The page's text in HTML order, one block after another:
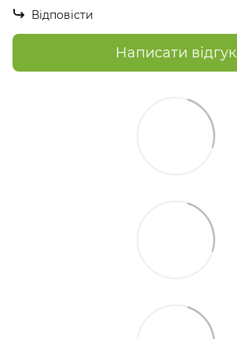
Відповісти
Написати відгук